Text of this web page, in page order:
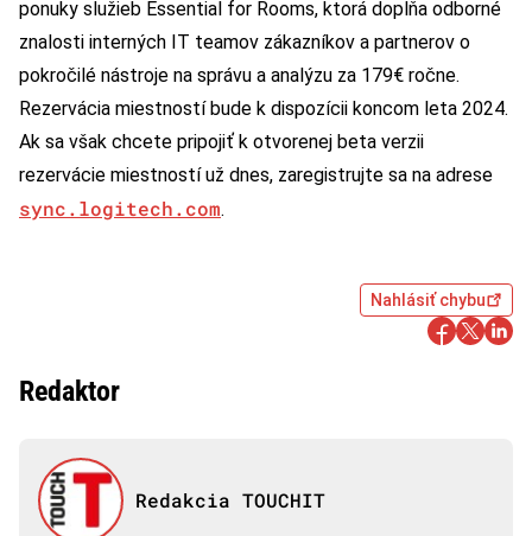
ponuky služieb Essential for Rooms, ktorá dopĺňa odborné
znalosti interných IT teamov zákazníkov a partnerov o
pokročilé nástroje na správu a analýzu za 179€ ročne.
Rezervácia miestností bude k dispozícii koncom leta 2024.
Ak sa však chcete pripojiť k otvorenej beta verzii
rezervácie miestností už dnes, zaregistrujte sa na adrese
sync.logitech.com.
Nahlásiť chybu
Redaktor
Redakcia TOUCHIT